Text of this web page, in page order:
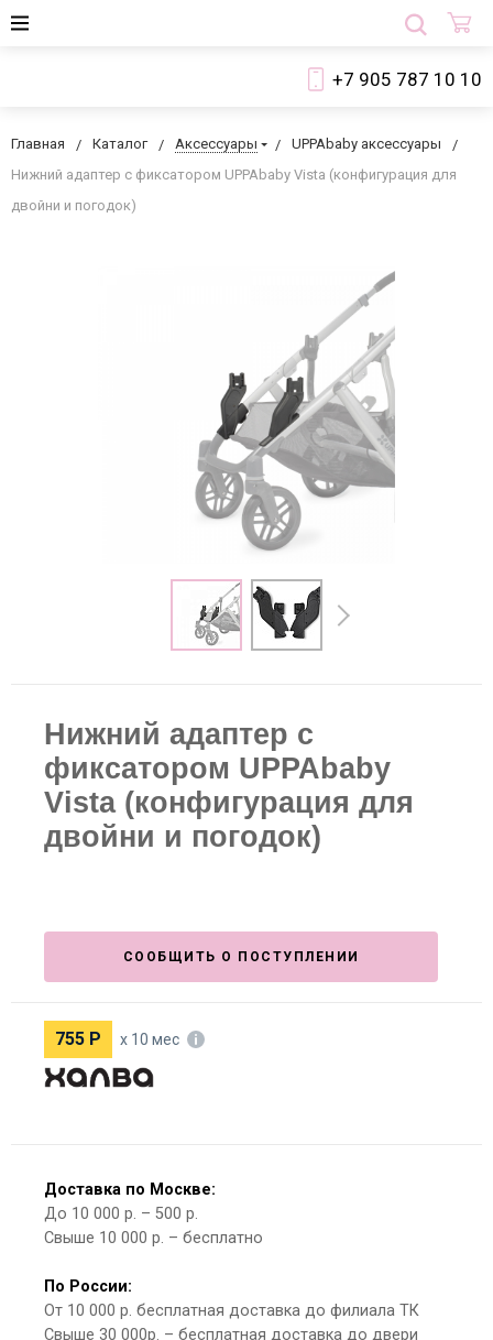
+7 905 787 10 10
Главная Каталог Аксессуары
UPPAbaby аксессуары
Нижний адаптер c фиксатором UPPAbaby Vista (конфигурация для
двойни и погодок)
Нижний адаптер c
фиксатором UPPAbaby
Vista (конфигурация для
двойни и погодок)
СООБЩИТЬ О ПОСТУПЛЕНИИ
755 Р х 10 мес
Доставка по Москве:
До 10 000 р. – 500 р.
Свыше 10 000 р. – бесплатно
По России:
От 10 000 р. бесплатная доставка до филиала ТК
Свыше 30 000р. – бесплатная доставка до двери